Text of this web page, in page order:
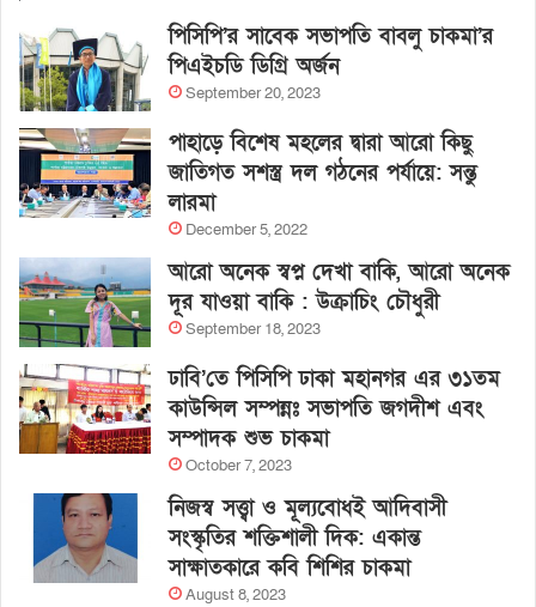
পিসিপি’র সাবেক সভাপতি বাবলু চাকমা’র
পিএইচডি ডিগ্রি অর্জন
September 20, 2023
পাহাড়ে বিশেষ মহলের দ্বারা আরো কিছু
জাতিগত সশস্ত্র দল গঠনের পর্যায়ে: সন্তু
লারমা
December 5, 2022
আরো অনেক স্বপ্ন দেখা বাকি, আরো অনেক
দূর যাওয়া বাকি : উক্রাচিং চৌধুরী
September 18, 2023
ঢাবি’তে পিসিপি ঢাকা মহানগর এর ৩১তম
কাউন্সিল সম্পন্নঃ সভাপতি জগদীশ এবং
সম্পাদক শুভ চাকমা
October 7, 2023
নিজস্ব সত্ত্বা ও মূল্যবোধই আদিবাসী
সংস্কৃতির শক্তিশালী দিক: একান্ত
সাক্ষাতকারে কবি শিশির চাকমা
August 8, 2023